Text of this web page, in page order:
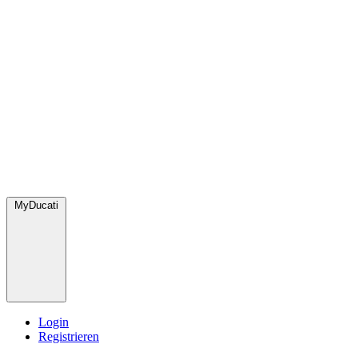
MyDucati
Login
Registrieren